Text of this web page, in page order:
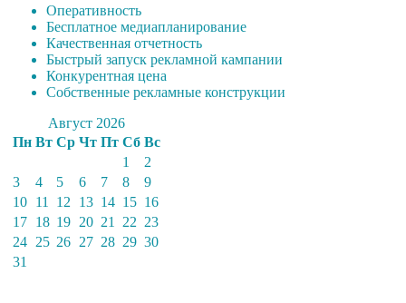
Оперативность
Бесплатное медиапланирование
Качественная отчетность
Быстрый запуск рекламной кампании
Конкурентная цена
Собственные рекламные конструкции
Август 2026
Пн Вт Ср Чт Пт Сб Вс
1
2
3
4 5 6 7 8
9
10 11 12 13 14 15 16
17 18 19 20 21 22 23
24 25 26 27 28 29 30
31